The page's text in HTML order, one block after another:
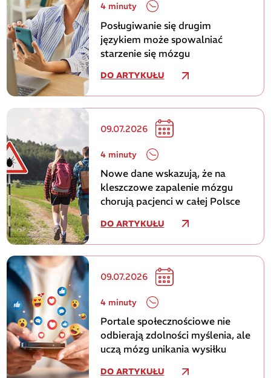
4 minuty
Posługiwanie się drugim
językiem może spowalniać
starzenie się mózgu
DO ARTYKUŁU
09.07.2026
4 minuty
Nowe dane wskazują, że na
kleszczowe zapalenie mózgu
chorują pacjenci w całej Polsce
DO ARTYKUŁU
09.07.2026
4 minuty
Portale społecznościowe nie
odbierają zdolności myślenia, ale
uczą mózg unikania wysiłku
DO ARTYKUŁU